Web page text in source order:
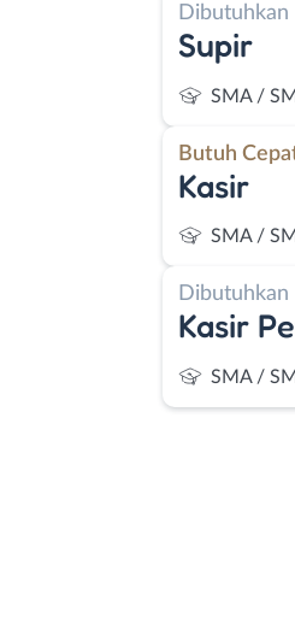
Dibutuhkan
Supir
SMA /
Butuh
Kasir
SMA /
Dibutuhkan
Kasir
SMA /